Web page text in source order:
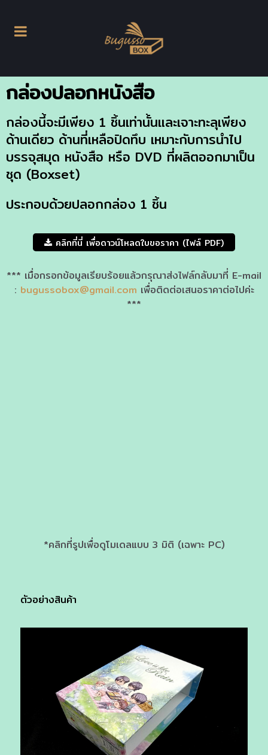
กล่องปลอกหนังสือ
กล่องนี้จะมีเพียง 1 ชิ้นเท่านั้นและเจาะทะลุเพียง
ด้านเดียว ด้านที่เหลือปิดทึบ เหมาะกับการนำไป
บรรจุสมุด หนังสือ หรือ DVD ที่ผลิตออกมาเป็น
ชุด (Boxset)
ประกอบด้วยปลอกกล่อง 1 ชิ้น
คลิกที่นี่ เพื่อดาวน์โหลดใบขอราคา (ไฟล์ PDF)
*** เมื่อกรอกข้อมูลเรียบร้อยแล้วกรุณาส่งไฟล์กลับมาที่ E-mail
: bugussobox@gmail.com เพื่อติดต่อเสนอราคาต่อไปค่ะ
***
*คลิกที่รูปเพื่อดูโมเดลแบบ 3 มิติ (เฉพาะ PC)
ตัวอย่างสินค้า